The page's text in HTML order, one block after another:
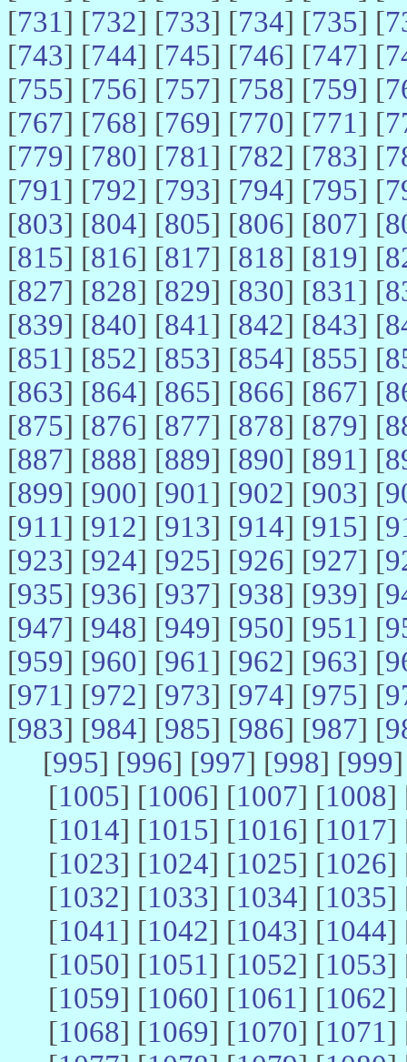
[731] [732] [733] [734] [735] [
[743] [744] [745] [746] [747] [
[755] [756] [757] [758] [759] [
[767] [768] [769] [770] [771] [
[779] [780] [781] [782] [783] [
[791] [792] [793] [794] [795] [
[803] [804] [805] [806] [807] [
[815] [816] [817] [818] [819] [
[827] [828] [829] [830] [831] [
[839] [840] [841] [842] [843] [
[851] [852] [853] [854] [855] [
[863] [864] [865] [866] [867] [
[875] [876] [877] [878] [879] [
[887] [888] [889] [890] [891] [
[899] [900] [901] [902] [903] [
[911] [912] [913] [914] [915] [
[923] [924] [925] [926] [927] [
[935] [936] [937] [938] [939] [
[947] [948] [949] [950] [951] [
[959] [960] [961] [962] [963] [
[971] [972] [973] [974] [975] [
[983] [984] [985] [986] [987] [
[995] [996] [997] [998] [999
[1005] [1006] [1007] [1008]
[1014] [1015] [1016] [1017]
[1023] [1024] [1025] [1026]
[1032] [1033] [1034] [1035]
[1041] [1042] [1043] [1044]
[1050] [1051] [1052] [1053]
[1059] [1060] [1061] [1062]
[1068] [1069] [1070] [1071]